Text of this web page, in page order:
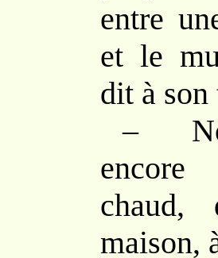
entre
et le
dit à
–
chaud,
maison,